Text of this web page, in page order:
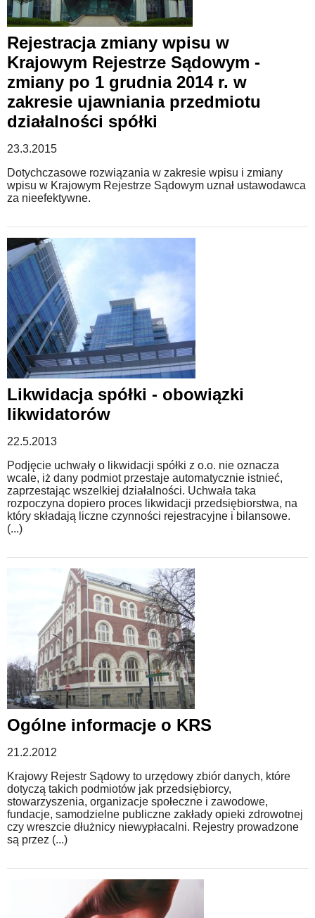
Rejestracja zmiany wpisu w
Krajowym Rejestrze Sądowym -
zmiany po 1 grudnia 2014 r. w
zakresie ujawniania przedmiotu
działalności spółki
23.3.2015
Dotychczasowe rozwiązania w zakresie wpisu i zmiany
wpisu w Krajowym Rejestrze Sądowym uznał ustawodawca
za nieefektywne.
Likwidacja spółki - obowiązki
likwidatorów
22.5.2013
Podjęcie uchwały o likwidacji spółki z o.o. nie oznacza
wcale, iż dany podmiot przestaje automatycznie istnieć,
zaprzestając wszelkiej działalności. Uchwała taka
rozpoczyna dopiero proces likwidacji przedsiębiorstwa, na
który składają liczne czynności rejestracyjne i bilansowe.
(...)
Ogólne informacje o KRS
21.2.2012
Krajowy Rejestr Sądowy to urzędowy zbiór danych, które
dotyczą takich podmiotów jak przedsiębiorcy,
stowarzyszenia, organizacje społeczne i zawodowe,
fundacje, samodzielne publiczne zakłady opieki zdrowotnej
czy wreszcie dłużnicy niewypłacalni. Rejestry prowadzone
są przez (...)